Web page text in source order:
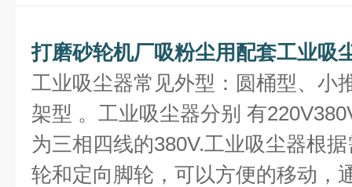
打磨砂轮机厂吸粉尘用配套工业吸
工业吸尘器常见外型：圆桶型、小
架型 。工业吸尘器分别 有
为三相四线的380V.工业吸尘器根
轮和定向脚轮，可以方便的移动，